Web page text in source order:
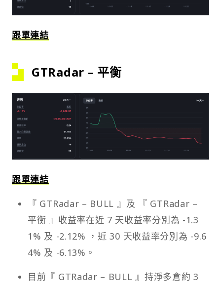
跟單連結
GTRadar – 平衡
跟單連結
『 GTRadar – BULL 』及 『 GTRadar –
平衡 』收益率在近 7 天收益率分別為 -1.3
1% 及 -2.12% ，近 30 天收益率分別為 -9.6
4% 及 -6.13%。
目前『 GTRadar – BULL 』持淨多倉約 3